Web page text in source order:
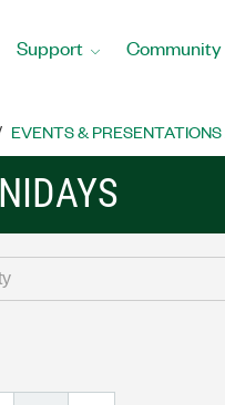
Support Community
EVENTS &